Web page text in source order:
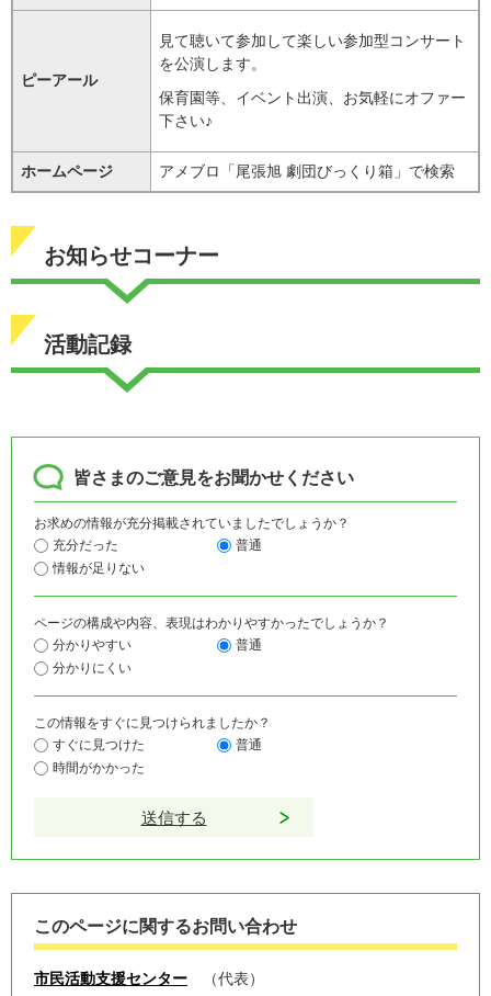
ピーアール
見て聴いて参加して楽しい参加型コンサート
を公演します。
保育園等、イベント出演、お気軽にオファー
下さい♪
ホームページ アメブロ「尾張旭 劇団びっくり箱」で検索
お知らせコーナー
活動記録
皆さまのご意見をお聞かせください
お求めの情報が充分掲載されていましたでしょうか？
充分だった
普通
情報が足りない
ページの構成や内容、表現はわかりやすかったでしょうか？
分かりやすい
普通
分かりにくい
この情報をすぐに見つけられましたか？
すぐに見つけた
普通
時間がかかった
このページに関するお問い合わせ
市民活動支援センター
代表